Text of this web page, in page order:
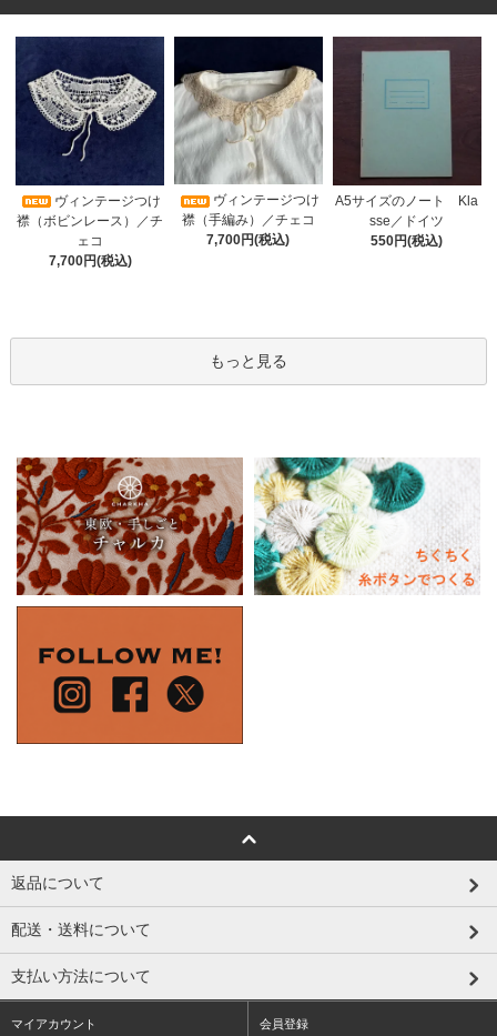
ヴィンテージつけ
襟（ボビンレース）／チ
ェコ
7,700円(税込)
ヴィンテージつけ
襟（手編み）／チェコ
7,700円(税込)
A5サイズのノート Kla
sse／ドイツ
550円(税込)
もっと見る
返品について
配送・送料について
支払い方法について
マイアカウント 会員登録